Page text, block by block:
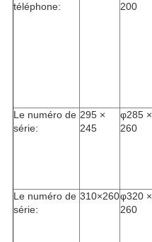
téléphone:
200
Le numéro de
série:
295 ×
245
φ285 ×
260
Le numéro de
série:
310×260φ320 ×
260